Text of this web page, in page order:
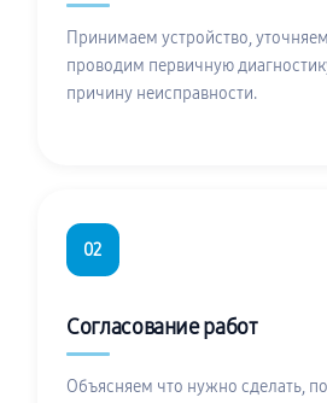
Принимаем устройство,
проводим первичную
причину неисправности.
02
Согласование работ
Объясняем что нужно сделать,